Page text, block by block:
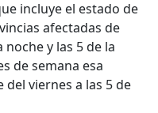
incluye el estado de
afectadas de
noche y las 5 de la
de semana esa
del viernes a las 5 de